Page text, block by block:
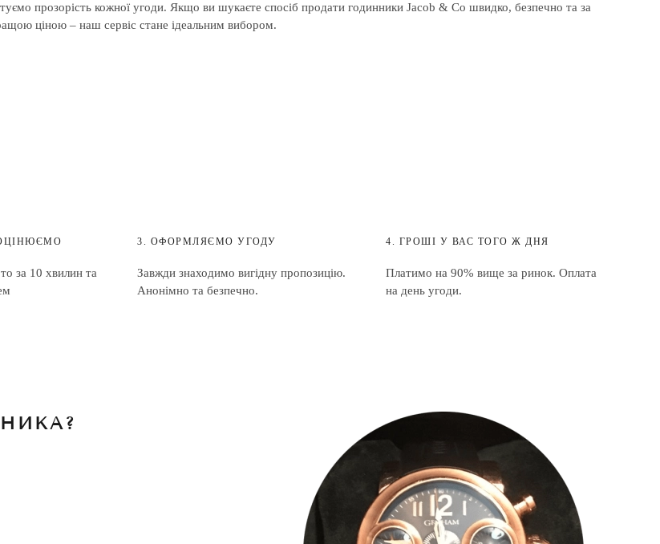
прозорість кожної угоди. Якщо ви шукаєте спосіб продати годинники Jacob & Co швидко, безпечно та за
ціною – наш сервіс стане ідеальним вибором.
за 10 хвилин та
3. ОФОРМЛЯЄМО УГОДУ
Завжди знаходимо вигідну пропозицію.
Анонімно та безпечно.
4. ГРОШІ У ВАС ТОГО Ж ДНЯ
Платимо на 90% вище за ринок. Оплата
на день угоди.